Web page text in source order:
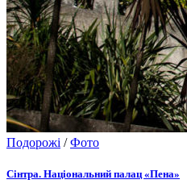
Подорожі /Фото
Сінтра. Національний палац «Пена»